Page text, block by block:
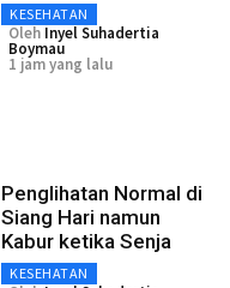
KESEHATAN
Oleh Inyel Suhadertia
Boymau
1 jam yang lalu
Penglihatan Normal di
Siang Hari namun
Kabur ketika Senja
KESEHATAN